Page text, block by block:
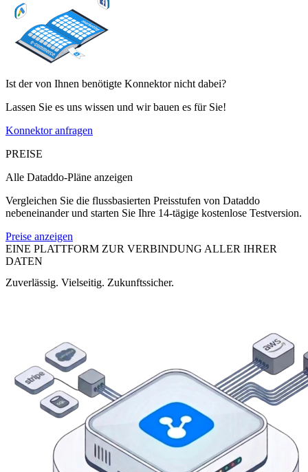
Ist der von Ihnen benötigte Konnektor nicht dabei?
Lassen Sie es uns wissen und wir bauen es für Sie!
Konnektor anfragen
PREISE
Alle Dataddo-Pläne anzeigen
Vergleichen Sie die flussbasierten Preisstufen von Dataddo
nebeneinander und starten Sie Ihre 14-tägige kostenlose Testversion.
Preise anzeigen
EINE PLATTFORM ZUR VERBINDUNG ALLER IHRER
DATEN
Zuverlässig. Vielseitig. Zukunftssicher.